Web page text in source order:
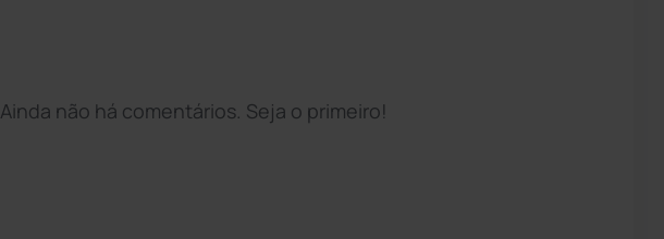
Ainda não há comentários. Seja o primeiro!